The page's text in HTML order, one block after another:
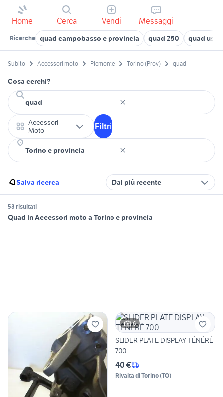
Home Cerca Vendi Messaggi
Ricerche quad campobasso e provincia quad 250 quad
Subito Accessori moto Piemonte Torino (Prov) quad
Cosa cerchi?
Accessori
Moto
Filtri
Salva ricerca Dal più recente
53 risultati
Quad in Accessori moto a Torino e provincia
6
SLIDER PLATE DISPLAY TÉNÉRÉ
700
40 €
Rivalta di Torino(TO)